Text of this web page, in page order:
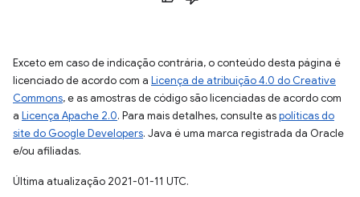
Exceto em caso de indicação contrária, o conteúdo desta página é
licenciado de acordo com a Licença de atribuição 4.0 do Creative
Commons, e as amostras de código são licenciadas de acordo com
a Licença Apache 2.0. Para mais detalhes, consulte aspolíticas do
site do Google Developers. Java é uma marca registrada da Oracle
e/ou afiliadas.
Última atualização 2021-01-11 UTC.